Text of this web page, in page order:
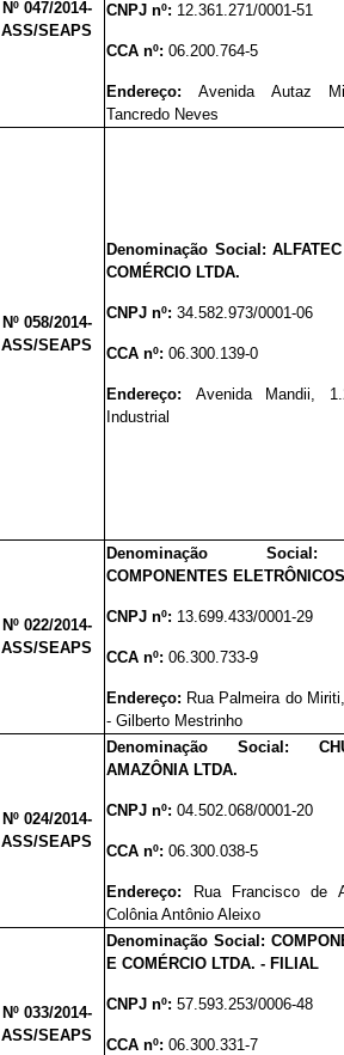
Nº 047/2014-
ASS/SEAPS
CNPJ nº: 12.361.271/0001-51
CCA nº:06.200.764-5
Endereço:Avenida Autaz
Tancredo Neves
Nº 058/2014-
ASS/SEAPS
Denominação Social:
COMÉRCIO LTDA.
CNPJ nº:34.582.973/0001-06
CCA nº:06.300.139-0
Endereço: Avenida Mandii,
Industrial
Nº 022/2014-
ASS/SEAPS
Denominação Social:
COMPONENTES
CNPJ nº: 13.699.433/0001-29
CCA nº:06.300.733-9
Endereço: Rua Palmeira do
- Gilberto Mestrinho
Nº 024/2014-
ASS/SEAPS
Denominação Social:
AMAZÔNIA LTDA.
CNPJ nº:04.502.068/0001-20
CCA nº:06.300.038-5
Endereço:
Rua Francisco de
Colônia Antônio Aleixo
Nº 033/2014-
ASS/SEAPS
Denominação Social:
E COMÉRCIO LTDA. - FILIAL
CNPJ nº:57.593.253/0006-48
CCA nº:06.300.331-7